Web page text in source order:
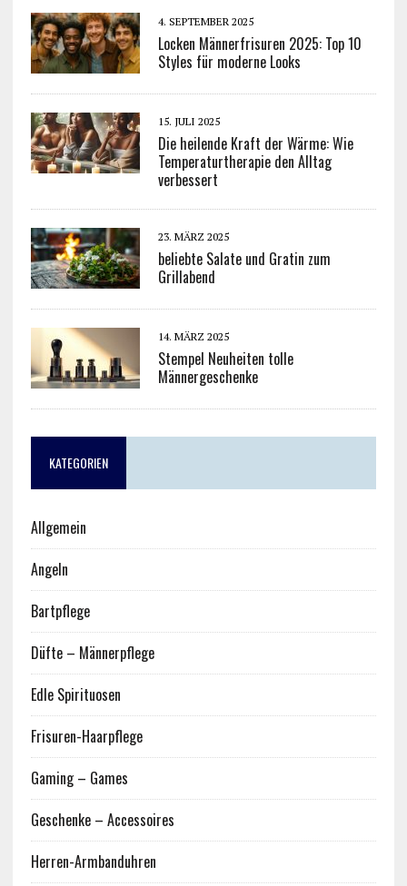
4. SEPTEMBER 2025
Locken Männerfrisuren 2025: Top 10
Styles für moderne Looks
15. JULI 2025
Die heilende Kraft der Wärme: Wie
Temperaturtherapie den Alltag
verbessert
23. MÄRZ 2025
beliebte Salate und Gratin zum
Grillabend
14. MÄRZ 2025
Stempel Neuheiten tolle
Männergeschenke
KATEGORIEN
Allgemein
Angeln
Bartpflege
Düfte – Männerpflege
Edle Spirituosen
Frisuren-Haarpflege
Gaming – Games
Geschenke – Accessoires
Herren-Armbanduhren